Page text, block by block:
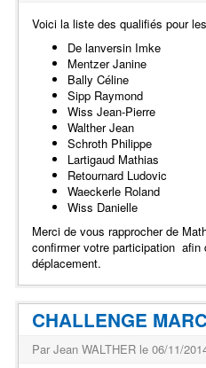
Voici la liste des qualifiés pour
De lanversin Imke
Mentzer Janine
Bally Céline
Sipp Raymond
Wiss Jean-Pierre
Walther Jean
Schroth Philippe
Lartigaud Mathias
Retournard Ludovic
Waeckerle Roland
Wiss Danielle
Merci de vous rapprocher de
confirmer votre participation afin
déplacement.
CHALLENGE
Par Jean WALTHER le 06/11/